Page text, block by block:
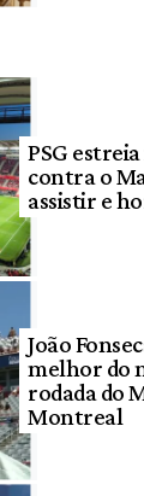
PSG
contra o
assistir e
João
melhor do
rodada do
Montreal